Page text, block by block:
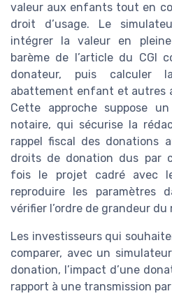
valeur aux enfants tout en
droit d’usage. Le
intégrer la valeur en
barème de l’article du CGI
donateur, puis calculer
abattement enfant et autres
Cette approche suppose
notaire, qui sécurise la
rappel fiscal des donations
droits de donation dus par
fois le projet cadré avec
reproduire les paramètres
vérifier l’ordre de grandeur du
Les investisseurs qui
comparer, avec un
donation, l’impact d’une
rapport à une transmission